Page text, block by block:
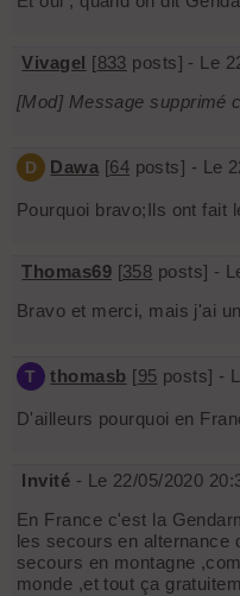
Vivagel [833 posts] - Le
[Mod] Message supprimé
D Dawa [64 posts] - Le
Pourquoi bravo;Ils ont fait
Thomas69 [358 posts] -
Bravo et merci, mais j'ai
T thomasb [95 posts] -
D'ailleurs pourquoi en
Invité - Le 22/05/2020
En France c'est la
les secours en alternance
secours en montagne
monde ,et tout ça